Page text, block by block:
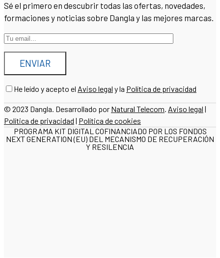
Sé el primero en descubrir todas las ofertas, novedades,
formaciones y noticias sobre Dangla y las mejores marcas.
He leído y acepto el Aviso legal y la Política de privacidad
© 2023 Dangla. Desarrollado por Natural Telecom. Aviso legal |
Política de privacidad | Política de cookies
PROGRAMA KIT DIGITAL COFINANCIADO POR LOS FONDOS
NEXT GENERATION (EU) DEL MECANISMO DE RECUPERACIÓN
Y RESILENCIA